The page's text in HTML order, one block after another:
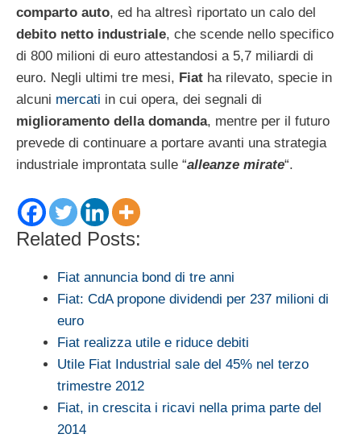
comparto auto, ed ha altresì riportato un calo del
debito netto industriale, che scende nello specifico
di 800 milioni di euro attestandosi a 5,7 miliardi di
euro. Negli ultimi tre mesi, Fiat ha rilevato, specie in
alcuni mercati in cui opera, dei segnali di
miglioramento della domanda, mentre per il futuro
prevede di continuare a portare avanti una strategia
industriale improntata sulle “alleanze mirate“.
Related Posts:
Fiat annuncia bond di tre anni
Fiat: CdA propone dividendi per 237 milioni di
euro
Fiat realizza utile e riduce debiti
Utile Fiat Industrial sale del 45% nel terzo
trimestre 2012
Fiat, in crescita i ricavi nella prima parte del
2014